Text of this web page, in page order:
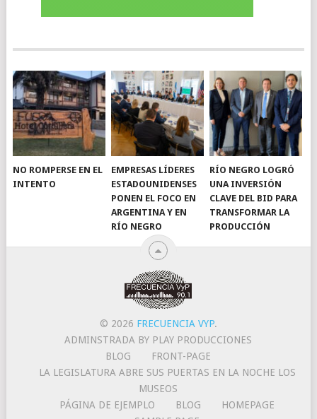
NO ROMPERSE EN EL
INTENTO
EMPRESAS LÍDERES
ESTADOUNIDENSES
PONEN EL FOCO EN
ARGENTINA Y EN
RÍO NEGRO
RÍO NEGRO LOGRÓ
UNA INVERSIÓN
CLAVE DEL BID PARA
TRANSFORMAR LA
PRODUCCIÓN
© 2026 FRECUENCIA VYP.
ADMINSTRADA BY PLAY PRODUCCIONES
BLOG
FRONT-PAGE
LA LEGISLATURA ABRE SUS PUERTAS EN LA NOCHE LOS
MUSEOS
PÁGINA DE EJEMPLO
BLOG
HOMEPAGE